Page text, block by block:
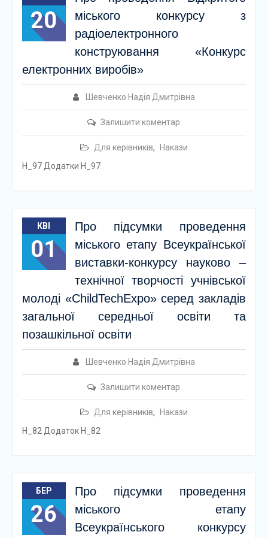
20
міського конкурсу з
радіоелектронного
конструювання «Конкурс
електронних виробів»
Шевченко Надія Дмитрівна
Залишити коментар
Для керівників,
Накази
Н_97 Додатки Н_97
КВІ
01
Про підсумки проведення
міського етапу Всеукраїнської
виставки-конкурсу науково –
технічної творчості учнівської
молоді «ChildTechEхpo» серед закладів
загальної середньої освіти та
позашкільної освіти
Шевченко Надія Дмитрівна
Залишити коментар
Для керівників,
Накази
Н_82 Додаток Н_82
БЕР
26
Про підсумки проведення
міського етапу
Всеукраїнського конкурсу